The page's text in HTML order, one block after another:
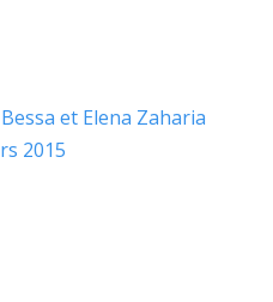
et Elena Zaharia
2015